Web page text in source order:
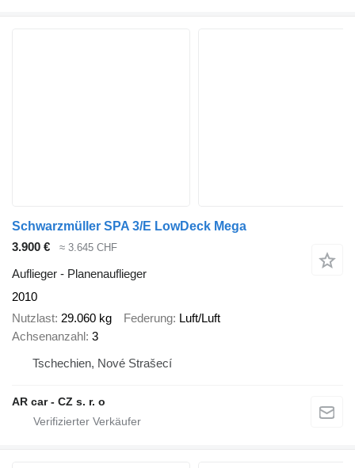
Schwarzmüller SPA 3/E LowDeck Mega
3.900 €
≈ 3.645 CHF
Auflieger - Planenauflieger
2010
Nutzlast 29.060 kg Federung Luft/Luft
Achsenanzahl 3
Tschechien, Nové Strašecí
AR car - CZ s. r. o